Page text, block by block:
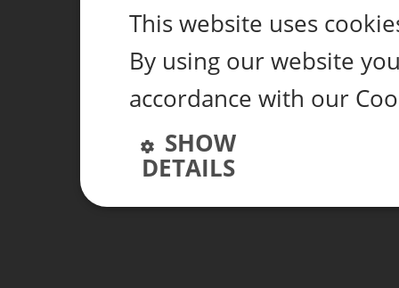
This website uses
By using our website
accordance with our
SHOW
DETAILS